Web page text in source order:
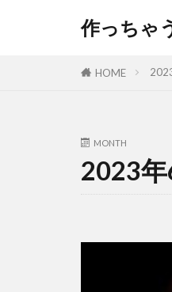
作っちゃ
HOME
MONTH
2023年